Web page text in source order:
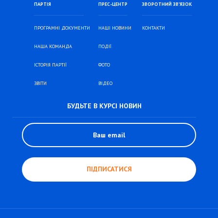
ПАРТІЯ
ПРОГРАМНІ ДОКУМЕНТИ
НАША КОМАНДА
ІСТОРІЯ ПАРТІЇ
ЗВІТИ
ПРЕС-ЦЕНТР
НАШІ НОВИНИ
ПОДІЇ
ФОТО
ВІДЕО
ЗВОРОТНИЙ ЗВ’ЯЗОК
КОНТАКТИ
БУДЬТЕ В КУРСІ НОВИН